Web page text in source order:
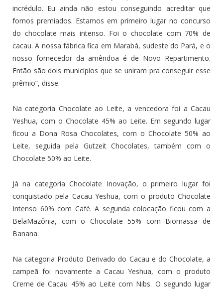
incrédulo. Eu ainda não estou conseguindo acreditar que
fomos premiados. Estamos em primeiro lugar no concurso
do chocolate mais intenso. Foi o chocolate com 70% de
cacau. A nossa fábrica fica em Marabá, sudeste do Pará, e o
nosso fornecedor da amêndoa é de Novo Repartimento.
Então são dois municípios que se uniram pra conseguir esse
prêmio”, disse.
Na categoria Chocolate ao Leite, a vencedora foi a Cacau
Yeshua, com o Chocolate 45% ao Leite. Em segundo lugar
ficou a Dona Rosa Chocolates, com o Chocolate 50% ao
Leite, seguida pela Gutzeit Chocolates, também com o
Chocolate 50% ao Leite.
Já na categoria Chocolate Inovação, o primeiro lugar foi
conquistado pela Cacau Yeshua, com o produto Chocolate
Intenso 60% com Café. A segunda colocação ficou com a
BelaMazônia, com o Chocolate 55% com Biomassa de
Banana.
Na categoria Produto Derivado do Cacau e do Chocolate, a
campeã foi novamente a Cacau Yeshua, com o produto
Creme de Cacau 45% ao Leite com Nibs. O segundo lugar